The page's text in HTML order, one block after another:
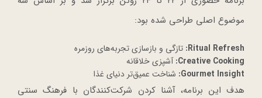
موضوع اصلی طراحی شده بود:
Ritual Refresh: تازگی و بازسازی تجربه‌های روزمره
Creative Cooking: آشپزی خلاقانه
Gourmet Insight: شناخت عمیق‌تر دنیای غذا
هدف این برنامه، آشنا کردن شرکت‌کنندگان با فرهنگ سنتی